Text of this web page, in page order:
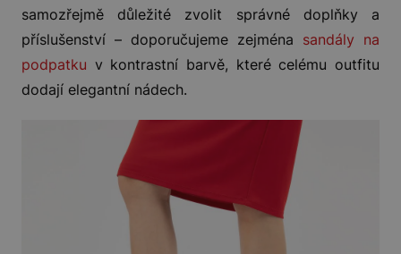
samozřejmě důležité zvolit správné doplňky a
příslušenství – doporučujeme zejména sandály na
podpatku v kontrastní barvě, které celému outfitu
dodají elegantní nádech.